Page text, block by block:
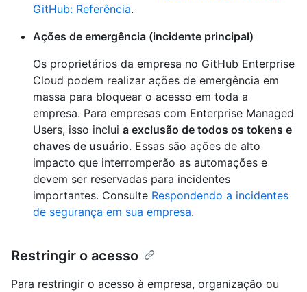
GitHub: Referência.
Ações de emergência (incidente principal)
Os proprietários da empresa no GitHub Enterprise
Cloud podem realizar ações de emergência em
massa para bloquear o acesso em toda a
empresa. Para empresas com Enterprise Managed
Users, isso inclui a exclusão de todos os tokens e
chaves de usuário. Essas são ações de alto
impacto que interromperão as automações e
devem ser reservadas para incidentes
importantes. Consulte Respondendo a incidentes
de segurança em sua empresa.
Restringir o acesso
Para restringir o acesso à empresa, organização ou